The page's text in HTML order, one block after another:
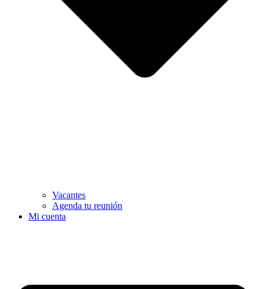
Vacantes
Agenda tu reunión
Mi cuenta